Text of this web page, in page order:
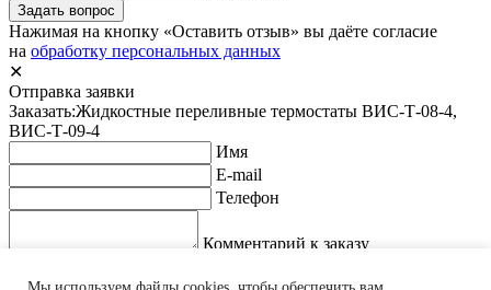
Задать вопрос
Нажимая на кнопку «Оставить отзыв» вы даёте согласие
на обработку персональных данных
✕
Отправка заявки
Заказать:Жидкостные переливные термостаты ВИС-Т-08-4,
ВИС-Т-09-4
Имя
E-mail
Телефон
Комментарий к заказу
Нажимая на кнопку «Оставить отзыв» вы даёте согласие